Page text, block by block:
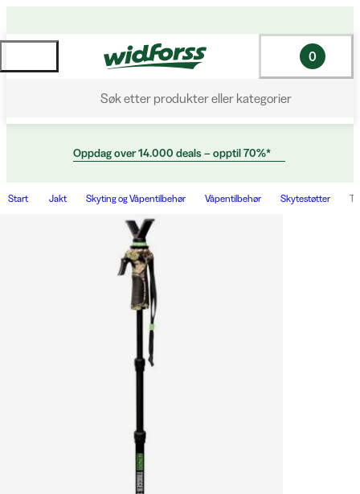
Søk etter produkter eller kategorier
0
Oppdag over 14.000 deals – opptil 70%*
Start Jakt Skyting og Våpentilbehør Våpentilbehør Skytestøtter